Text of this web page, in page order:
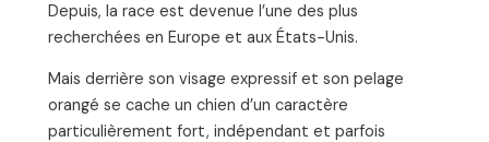
Depuis, la race est devenue l’une des plus
recherchées en Europe et aux États-Unis.
Mais derrière son visage expressif et son pelage
orangé se cache un chien d’un caractère
particulièrement fort, indépendant et parfois